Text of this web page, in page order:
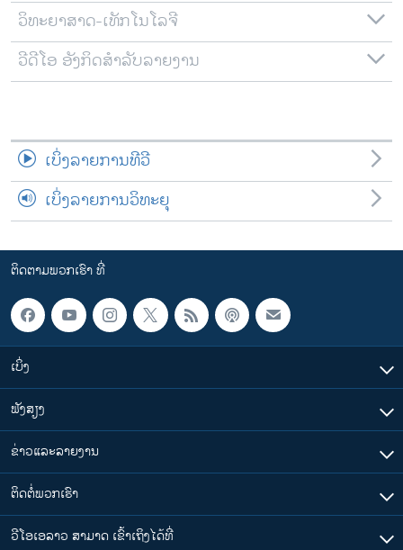
ພາສາຕ່າງໆ
ວິທະຍາສາດ-ເທັກໂນໂລຈີ
ວີດີໂອ ອັງກິດສຳລັບລາຍງານ
ເບິ່ງລາຍການທີວີ
ເບິ່ງລາຍການວິທະຍຸ
ຕິດຕາມພວກເຮົາ ທີ່
ເບິ່ງ
ຟັງສຽງ
ຂ່າວແລະລາຍງານ
ຕິດຕໍ່ພວກເຮົາ
ວີໂອເອລາວ ສາມາດ ເຂົ້າເຖິງໄດ້ທີ່